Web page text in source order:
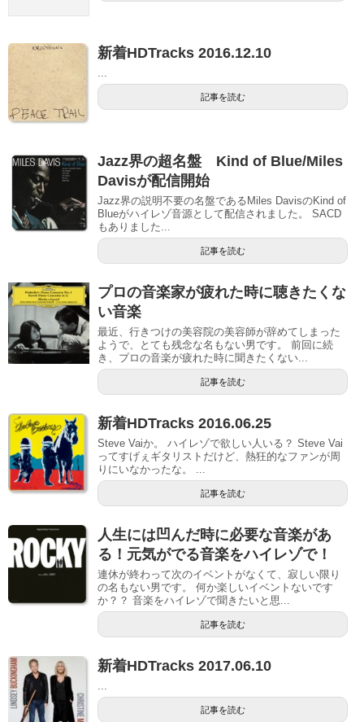
新着HDTracks 2016.12.10
記事を読む
Jazz界の超名盤 Kind of Blue/Miles
Davisが配信開始
Jazz界の説明不要の名盤であるMiles DavisのKind of
Blueがハイレゾ音源として配信されました。 SACD
もありました...
記事を読む
プロの音楽家が疲れた時に聴きたくな
い音楽
最近、行きつけの美容院の美容師が辞めてしまった
ようで、とても残念な名もない男です。 前回に続
き、プロの音楽が疲れた時に聞きたくない...
記事を読む
新着HDTracks 2016.06.25
Steve Vaiか。 ハイレゾで欲しい人いる？ Steve Vai
ってすげぇギタリストだけど、熱狂的なファンが周
りにいなかったな。 ...
記事を読む
人生には凹んだ時に必要な音楽があ
る！元気がでる音楽をハイレゾで！
連休が終わって次のイベントがなくて、寂しい限り
の名もない男です。 何か楽しいイベントないです
か？？ 音楽をハイレゾで聞きたいと思...
記事を読む
新着HDTracks 2017.06.10
記事を読む